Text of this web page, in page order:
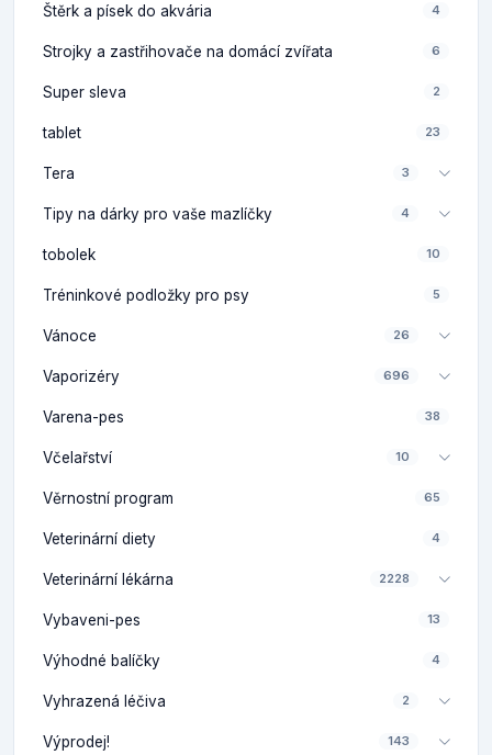
Štěrk a písek do akvária 4
Strojky a zastřihovače na domácí zvířata 6
Super sleva 2
tablet 23
Tera 3
Tipy na dárky pro vaše mazlíčky 4
tobolek 10
Tréninkové podložky pro psy 5
Vánoce 26
Vaporizéry 696
Varena-pes 38
Včelařství 10
Věrnostní program 65
Veterinární diety 4
Veterinární lékárna 2228
Vybaveni-pes 13
Výhodné balíčky 4
Vyhrazená léčiva 2
Výprodej! 143